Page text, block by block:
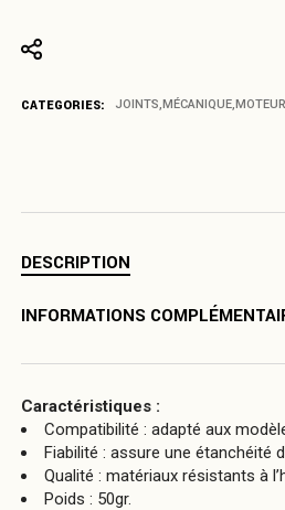
CATEGORIES: JOINTS, MÉCANIQUE, MOTEUR
DESCRIPTION
INFORMATIONS
Caractéristiques :
Compatibilité : adapté aux
Fiabilité : assure une étanchéité
Qualité : matériaux résistants à
Poids : 50gr.